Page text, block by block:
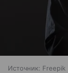
Источник: Freepik